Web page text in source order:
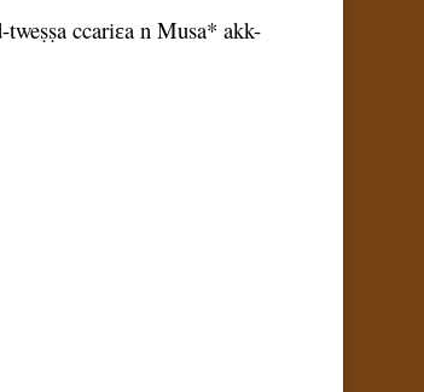
ccariɛa n Musa* akk-